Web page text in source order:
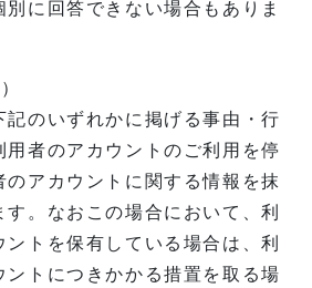
に回答できない場合もありま
記のいずれかに掲げる事由・行
者のアカウントのご利用を停
アカウントに関する情報を抹
。なおこの場合において、利
トを保有している場合は、利
ントにつきかかる措置を取る場